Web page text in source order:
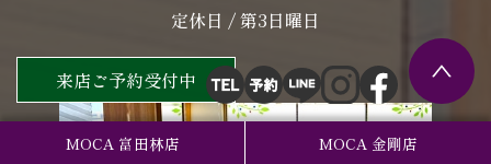
MOCA 富田林店 MOCA 金剛店
定休日 / 第3日曜日
来店ご予約受付中